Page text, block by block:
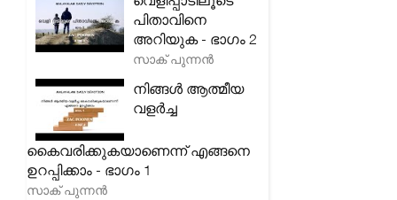
പിതാവിനെ
അറിയുക - ഭാഗം 2
സാക് പുന്നൻ
നിങ്ങൾ ആത്മീയ
വളർച്ച
കൈവരിക്കുകയാണെന്ന് എങ്ങനെ
ഉറപ്പിക്കാം - ഭാഗം 1
സാക് പുന്നൻ